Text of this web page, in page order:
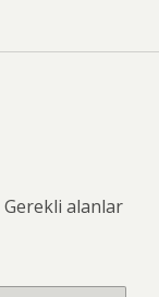
Gerekli alanlar